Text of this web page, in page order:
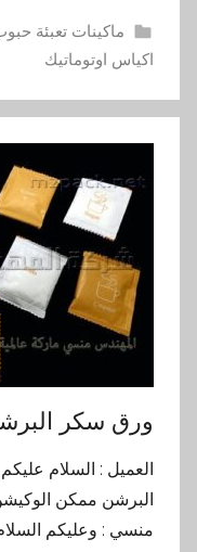
ماكينات تعبئة
اكياس اوتوماتيك
ورق سكر
العميل : السلام
البرشن ممكن
منسي : وعليكم